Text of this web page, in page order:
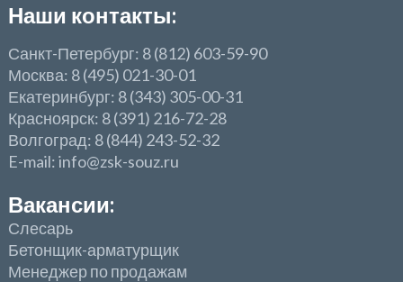
Наши контакты:
Санкт-Петербург: 8 (812) 603-59-90
Москва: 8 (495) 021-30-01
Екатеринбург: 8 (343) 305-00-31
Красноярск: 8 (391) 216-72-28
Волгоград: 8 (844) 243-52-32
E-mail: info@zsk-souz.ru
Вакансии:
Слесарь
Бетонщик-арматурщик
Менеджер по продажам